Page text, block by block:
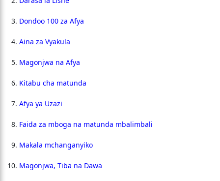
Dondoo 100 za Afya
Aina za Vyakula
Magonjwa na Afya
Kitabu cha matunda
Afya ya Uzazi
Faida za mboga na matunda mbalimbali
Makala mchanganyiko
Magonjwa, Tiba na Dawa